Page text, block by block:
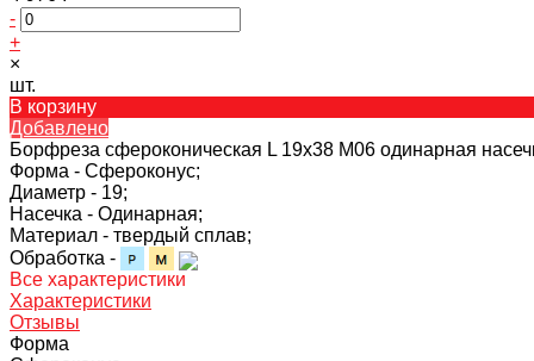
-
+
×
шт.
В корзину
Добавлено
Борфреза сфероконическая L 19х38 M06 одинарная
Форма - Сфероконус;
Диаметр - 19;
Насечка - Одинарная;
Материал - твердый сплав;
Обработка -
Все характеристики
Характеристики
Отзывы
Форма